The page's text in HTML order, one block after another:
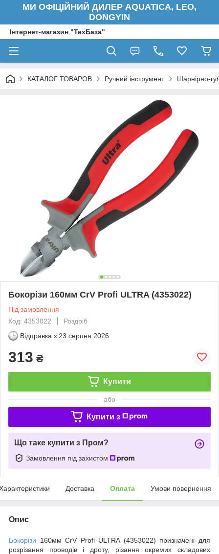
МИ ОФІЦІЙНИЙ ДИЛЕР AQUATICA, LEO,
DONGYIN
Інтернет-магазин "ТехБаза"
КАТАЛОГ ТОВАРОВ Ручний інструмент Шарнірно-
Бокорізи 160мм CrV Profi ULTRA (4353022)
Під замовлення
Код: 4353022
Роздріб
Відправка з 23 серпня 2026
313 ₴
Купити
або
Купити з
Що таке купити з Пром?
Замовлення під захистом
Доставка Оплата Умови повернення
Опис
Бокорізи 160мм CrV Profi ULTRA (4353022) призначені для
розрізання проводів і дроту, різання окремих складових